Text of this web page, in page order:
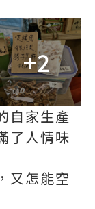
+2
自家生產
了人情味
又怎能空